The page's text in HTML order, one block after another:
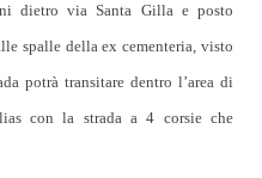
dietro via Santa Gilla e posto
spalle della ex cementeria, visto
potrà transitare dentro l’area di
con la strada a 4 corsie che